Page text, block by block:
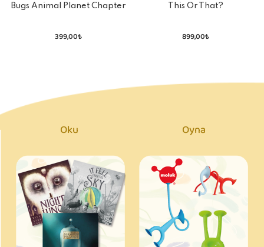
Bugs Animal Planet Chapter
399,00₺
This Or That?
899,00₺
Oku Oyna